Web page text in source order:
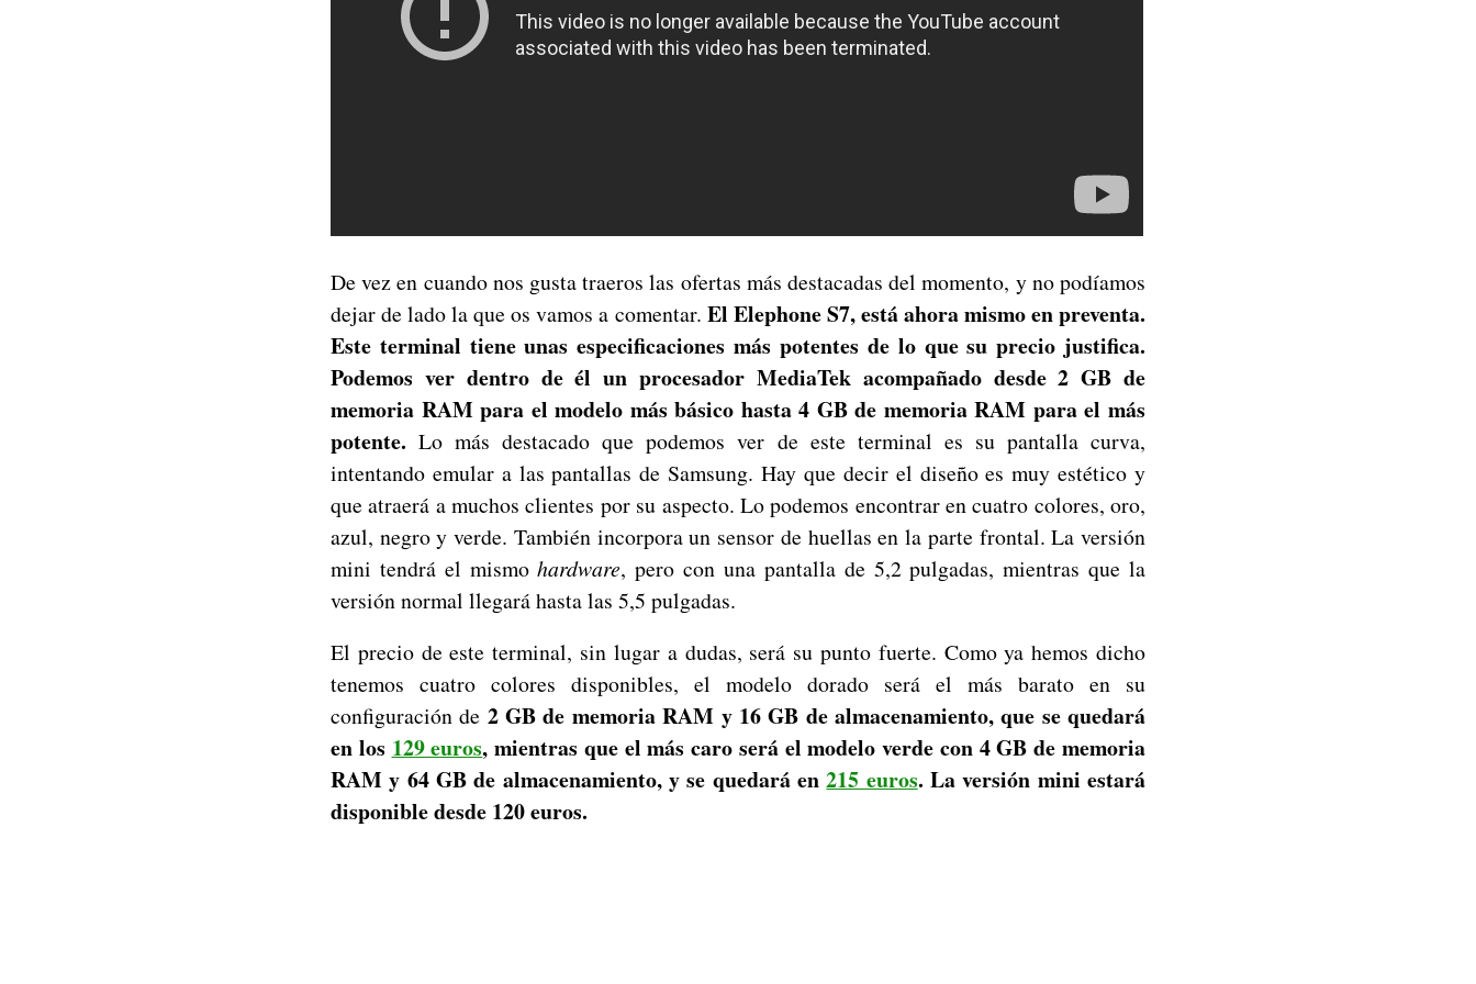
De vez en cuando nos gusta traeros las ofertas más destacadas del momento, y no podíamos
dejar de lado la que os vamos a comentar. El Elephone S7, está ahora mismo en preventa.
Este terminal tiene unas especificaciones más potentes de lo que su precio justifica.
Podemos ver dentro de él un procesador MediaTek acompañado desde 2 GB de
memoria RAM para el modelo más básico hasta 4 GB de memoria RAM para el más
potente. Lo más destacado que podemos ver de este terminal es su pantalla curva,
intentando emular a las pantallas de Samsung. Hay que decir el diseño es muy estético y
que atraerá a muchos clientes por su aspecto. Lo podemos encontrar en cuatro colores, oro,
azul, negro y verde. También incorpora un sensor de huellas en la parte frontal. La versión
mini tendrá el mismohardware, pero con una pantalla de 5,2 pulgadas, mientras que la
versión normal llegará hasta las 5,5 pulgadas.
El precio de este terminal, sin lugar a dudas, será su punto fuerte. Como ya hemos dicho
tenemos cuatro colores disponibles, el modelo dorado será el más barato en su
configuración de 2 GB de memoria RAM y 16 GB de almacenamiento, que se quedará
en los 129 euros, mientras que el más caro será el modelo verde con 4 GB de memoria
RAM y 64 GB de almacenamiento, y se quedará en215 euros. La versión mini estará
disponible desde 120 euros.